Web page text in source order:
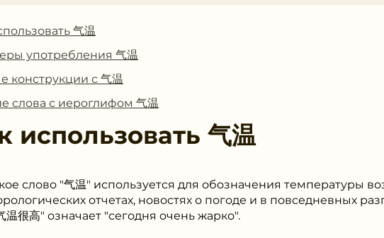
气温
употребления 气温
конструкции с 气温
слова с иероглифом 气温
использовать 气温
слово "气温" используется для обозначения температуры
отчетах, новостях о погоде и в повседневных
温很高" означает "сегодня очень жарко".